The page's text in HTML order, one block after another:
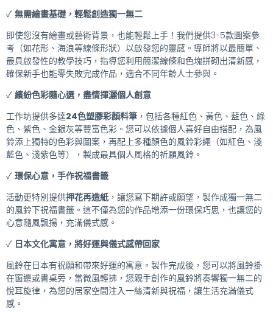
✓ 無需繪畫基礎，輕鬆創造獨一無二
即使您沒有繪畫或藝術背景，也能輕鬆上手！我們提供3-5款圖案參
考（如花形、海浪等線條形狀）以啟發您的靈感。導師將以最簡單、
最具啟發性的教學技巧，指導您利用簡潔線條和色塊拼砌出清新感，
確保新手也能零失敗完成作品，適合不同年齡人士參與。
✓ 繽紛色彩隨心選，盡情揮灑個人創意
工作坊提供多達24色塑膠彩顏料筆 ，包括各種紅色、黃色、藍色、綠
色、紫色、金銀灰等豐富色彩。您可以依據個人喜好自由搭配，為風
鈴添上獨特的色彩與圖案，再配上多種顏色的風鈴彩繩（如紅色、淺
藍色、淺紫色等），製成最具個人風格的祈願風鈴。
✓ 環保心意，手作祝福書籤
活動更特別提供押花再造紙 ，讓您寫下期許或願望，製作成獨一無二
的風鈴下祝福書籤。這不僅為您的作品增添一份環保巧思，也讓您的
心意隨風飄揚，充滿儀式感。
✓ 日本文化寓意，將好運與儀式感帶回家
風鈴在日本有祝願和帶來好運的寓意。製作完成後，您可以將風鈴掛
在窗邊或書桌旁，當微風輕拂，您親手創作的風鈴將奏響獨一無二的
悅耳旋律，為您的居家空間注入一絲清新與祝福，讓生活充滿儀式
感。